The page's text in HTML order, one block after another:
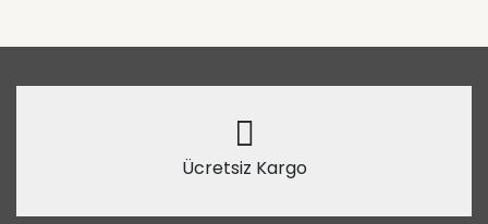
Ücretsiz Kargo